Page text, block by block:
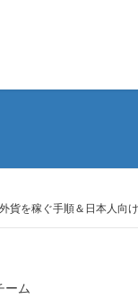
貨を稼ぐ手順＆日本人向
ーム